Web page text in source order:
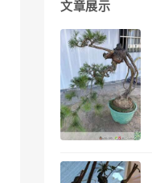
文章展示